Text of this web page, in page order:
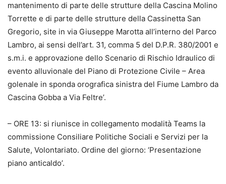
mantenimento di parte delle strutture della Cascina Molino
Torrette e di parte delle strutture della Cassinetta San
Gregorio, site in via Giuseppe Marotta all’interno del Parco
Lambro, ai sensi dell’art. 31, comma 5 del D.P.R. 380/2001 e
s.m.i. e approvazione dello Scenario di Rischio Idraulico di
evento alluvionale del Piano di Protezione Civile – Area
golenale in sponda orografica sinistra del Fiume Lambro da
Cascina Gobba a Via Feltre’.
– ORE 13: si riunisce in collegamento modalità Teams la
commissione Consiliare Politiche Sociali e Servizi per la
Salute, Volontariato. Ordine del giorno: ‘Presentazione
piano anticaldo’.